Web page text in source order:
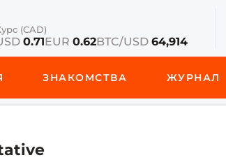
(CAD)
0.71EUR 0.62BTC/USD 64,914
ЗНАКОМСТВА ЖУРНАЛ